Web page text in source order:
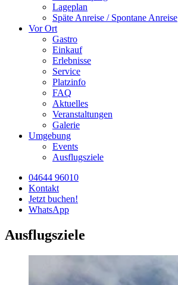
Lageplan
Späte Anreise / Spontane Anreise
Vor Ort
Gastro
Einkauf
Erlebnisse
Service
Platzinfo
FAQ
Aktuelles
Veranstaltungen
Galerie
Umgebung
Events
Ausflugsziele
04644 96010
Kontakt
Jetzt buchen!
WhatsApp
Ausflugsziele